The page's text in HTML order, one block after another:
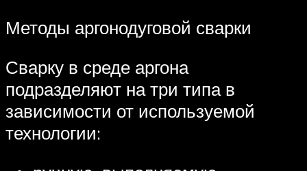
Методы аргонодуговой сварки
Сварку в среде аргона
подразделяют на три типа в
зависимости от используемой
технологии: